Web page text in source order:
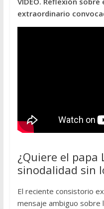
extraordinario
¿Quiere el papa
sinodalidad sin
El reciente consistorio
mensaje ambiguo sobre